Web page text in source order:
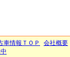
車情報ＴＯＰ 会社概要